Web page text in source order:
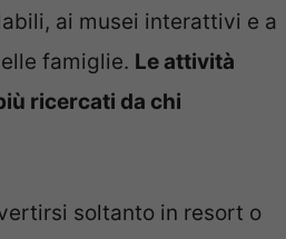
ai musei interattivi e a
famiglie. Le attività
ricercati da chi
soltanto in resort o